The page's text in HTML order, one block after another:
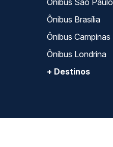
Ônibus São Paulo
Ônibus Brasília
Ônibus Campinas
Ônibus Londrina
+ Destinos